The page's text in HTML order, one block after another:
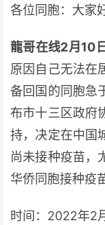
各位同胞：大家
龍哥在线2月10
原因自己无法在
备回国的同胞急
布市十三区政府
持，决定在中国
尚未接种疫苗，
华侨同胞接种疫
时间：2022年2